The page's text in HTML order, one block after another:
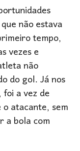
não estava
tempo,
vezes e
não
do gol. Já nos
a vez de
atacante, sem
a bola com